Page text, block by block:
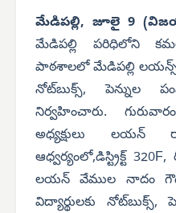
మేడిపల్లి, జూలై 9
మేడిపల్లి పరిధిలోని
పాఠశాలలో మేడిపల్లి లయన్స్
నోట్‌బుక్స్, పెన్నుల
నిర్వహించారు.
అధ్యక్షులు
ఆధ్వర్యంలో,డిస్ట్రిక్ట్
లయన్ వేముల నాదం
విద్యార్థులకు